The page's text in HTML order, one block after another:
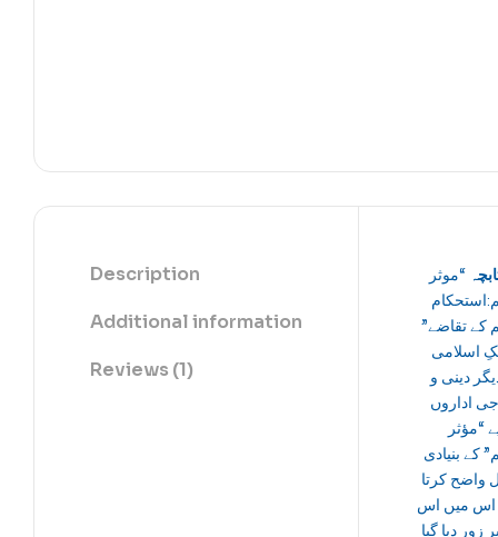
Description
Additional information
Reviews (1)
“موثر
کے تقاضے”
اسلامی
دینی و
اداروں
“مؤثر
کے بنیادی
واضح کرتا
اس میں اس
زور دیا گیا